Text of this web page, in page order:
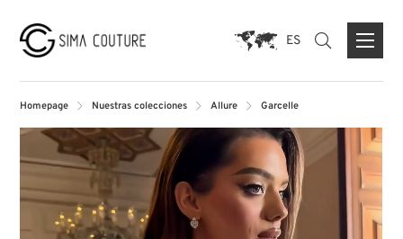
ACERCA DE NOSOTROS
PRENSA
ES
Homepage Nuestras colecciones Allure Garcelle